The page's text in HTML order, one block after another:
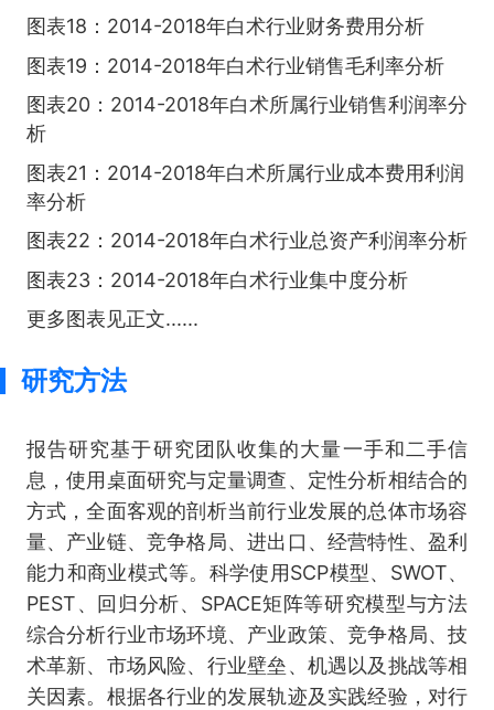
图表18：2014-2018年白术行业财务费用分析
图表19：2014-2018年白术行业销售毛利率分析
图表20：2014-2018年白术所属行业销售利润率分
析
图表21：2014-2018年白术所属行业成本费用利润
率分析
图表22：2014-2018年白术行业总资产利润率分析
图表23：2014-2018年白术行业集中度分析
更多图表见正文......
研究方法
报告研究基于研究团队收集的大量一手和二手信
息，使用桌面研究与定量调查、定性分析相结合的
方式，全面客观的剖析当前行业发展的总体市场容
量、产业链、竞争格局、进出口、经营特性、盈利
能力和商业模式等。科学使用SCP模型、SWOT、
PEST、回归分析、SPACE矩阵等研究模型与方法
综合分析行业市场环境、产业政策、竞争格局、技
术革新、市场风险、行业壁垒、机遇以及挑战等相
关因素。根据各行业的发展轨迹及实践经验，对行